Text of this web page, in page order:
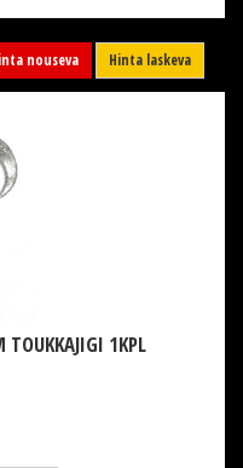
nouseva Hinta laskeva
TOUKKAJIGI 1KPL